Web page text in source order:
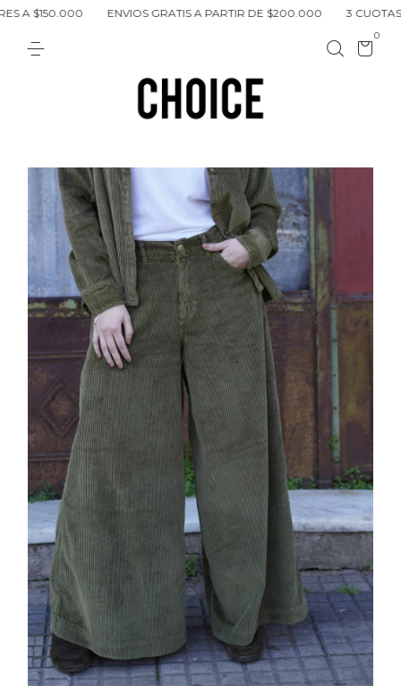
ENVIOS GRATIS A PARTIR DE $200.000 3 CUOTAS SIN
0